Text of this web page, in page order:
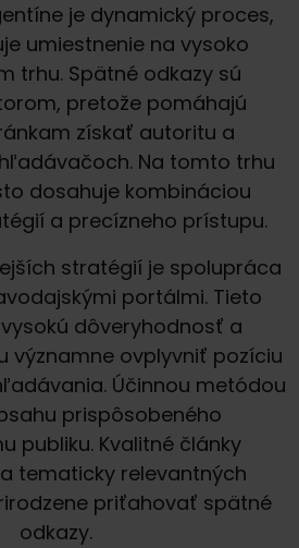
je dynamický proces,
umiestnenie na vysoko
trhu. Spätné odkazy sú
pretože pomáhajú
získať autoritu a
Na tomto trhu
dosahuje kombináciou
a precízneho prístupu.
stratégií je spolupráca
portálmi. Tieto
dôveryhodnosť a
významne ovplyvniť pozíciu
Účinnou metódou
prispôsobeného
publiku. Kvalitné články
tematicky relevantných
priťahovať spätné
odkazy.